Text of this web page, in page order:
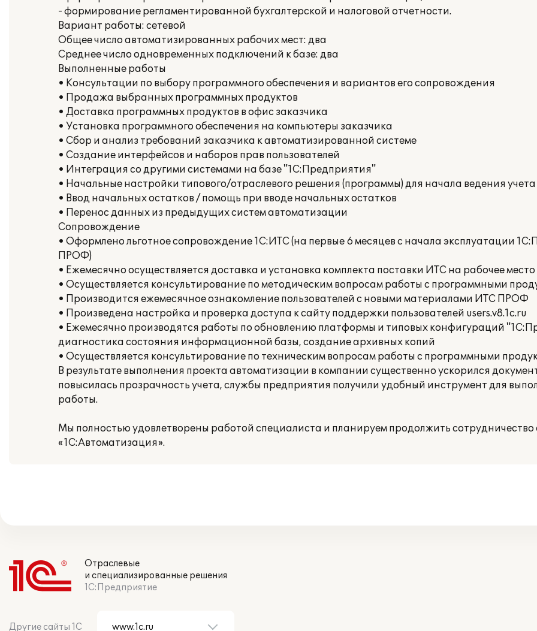
- формирование регламентированной бухгалтерской и налоговой отчетности.
Вариант работы: сетевой
Общее число автоматизированных рабочих мест: два
Среднее число одновременных подключений к базе: два
Выполненные работы
• Консультации по выбору программного обеспечения и вариантов его сопровождения
• Продажа выбранных программных продуктов
• Доставка программных продуктов в офис заказчика
• Установка программного обеспечения на компьютеры заказчика
• Сбор и анализ требований заказчика к автоматизированной системе
• Создание интерфейсов и наборов прав пользователей
• Интеграция со другими системами на базе "1С:Предприятия"
• Начальные настройки типового/отраслевого решения (программы) для начала ведения учета
• Ввод начальных остатков / помощь при вводе начальных остатков
• Перенос данных из предыдущих систем автоматизации
Сопровождение
• Оформлено льготное сопровождение 1С:ИТС (на первые 6 месяцев с начала эксплуатации
ПРОФ)
• Ежемесячно осуществляется доставка и установка комплекта поставки ИТС на рабочее место
• Осуществляется консультирование по методическим вопросам работы с программными
• Производится ежемесячное ознакомление пользователей с новыми материалами ИТС ПРОФ
• Произведена настройка и проверка доступа к сайту поддержки пользователей users.v8.1c.ru
• Ежемесячно производятся работы по обновлению платформы и типовых конфигураций
диагностика состояния информационной базы, создание архивных копий
• Осуществляется консультирование по техническим вопросам работы с программными
В результате выполнения проекта автоматизации в компании существенно ускорился
повысилась прозрачность учета, службы предприятия получили удобный инструмент для
работы.
Мы полностью удовлетворены работой специалиста и планируем продолжить сотрудничество
«1С:Автоматизация».
Отраслевые
и специализированные решения
1С:Предприятие
Другие сайты 1С